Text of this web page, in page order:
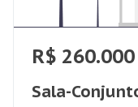
R$ 260.000
Sala-